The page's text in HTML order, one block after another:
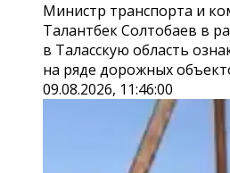
Министр транспорта и
Талантбек Солтобаев в
в Таласскую область
на ряде дорожных
09.08.2026, 11:46:00